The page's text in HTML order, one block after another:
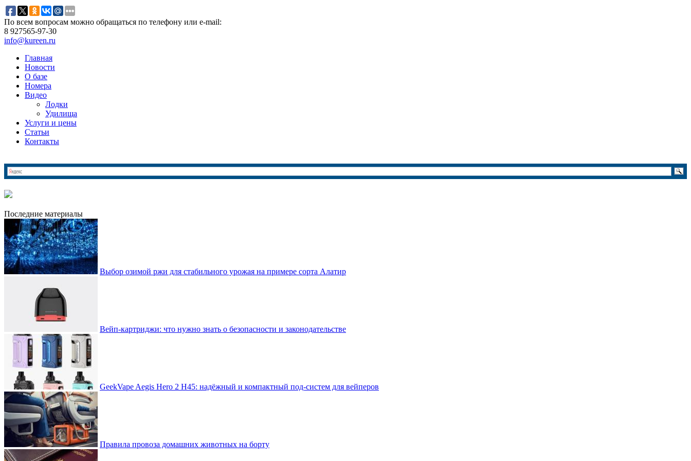
По всем вопросам можно обращаться по телефону или e-mail:
8 927565-97-30
info@kureen.ru
Главная
Новости
О базе
Номера
Видео
Лодки
Удилища
Услуги и цены
Статьи
Контакты
Последние материалы
Выбор озимой ржи для стабильного урожая на примере сорта Алатир
Вейп-картриджи: что нужно знать о безопасности и законодательстве
GeekVape Aegis Hero 2 H45: надёжный и компактный под-систем для вейперов
Правила провоза домашних животных на борту